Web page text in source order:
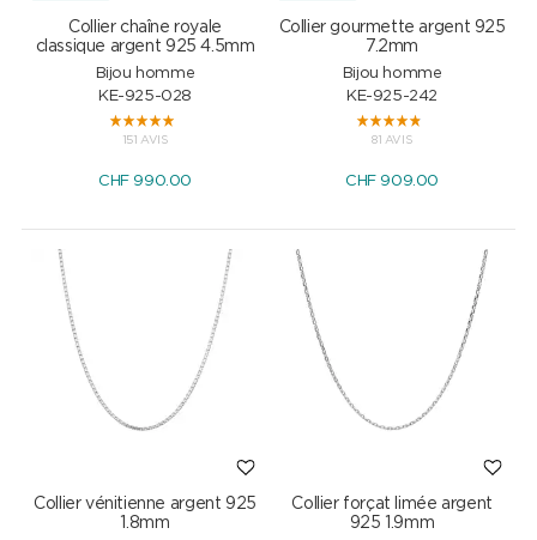
Collier chaîne royale
classique argent 925 4.5mm
Bijou homme
KE-925-028
151 AVIS
CHF990.00
Collier gourmette argent 925
7.2mm
Bijou homme
KE-925-242
81 AVIS
CHF909.00
Collier vénitienne argent 925
1.8mm
Collier forçat limée argent
925 1.9mm